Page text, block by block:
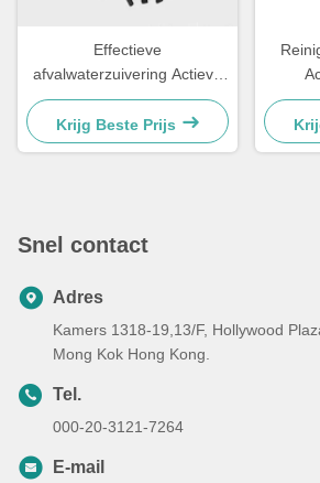
Effectieve
afvalwaterzuivering Actieve
koolstofpilaren Hout voor
verkleuring
Krijg Beste Prijs
Snel contact
Adres
Kamers 1318-19,13/F, Hollywood
Mong Kok Hong Kong.
Tel.
000-20-3121-7264
E-mail